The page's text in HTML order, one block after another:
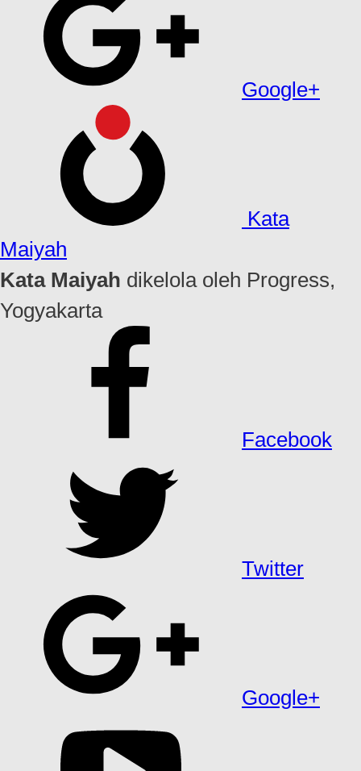
Google+
Kata
Maiyah
Kata Maiyah dikelola oleh Progress,
Yogyakarta
Facebook
Twitter
Google+